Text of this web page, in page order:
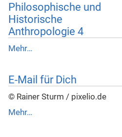
Philosophische und
Historische
Anthropologie 4
Mehr…
E-Mail für Dich
© Rainer Sturm / pixelio.de
Mehr…